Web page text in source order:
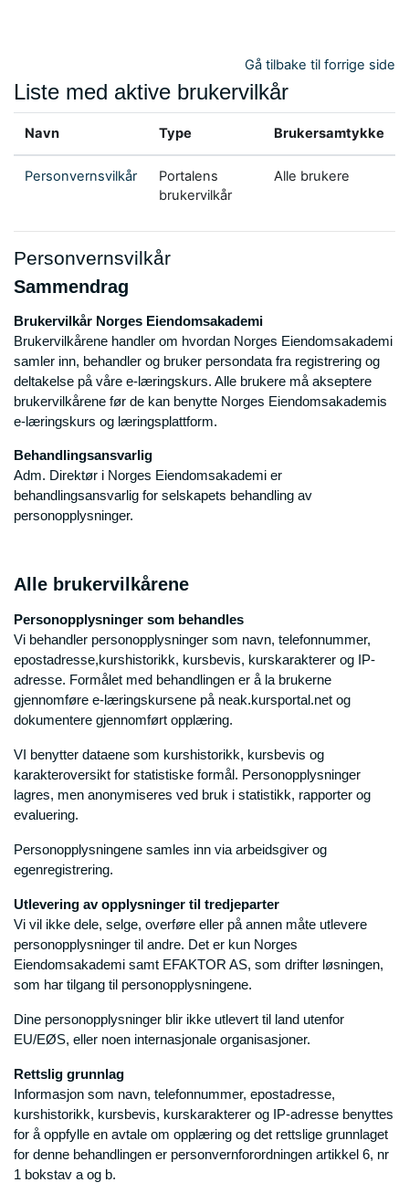
Gå tilbake til forrige side
Liste med aktive brukervilkår
Navn Type Brukersamtykke
Personvernsvilkår
Portalens
brukervilkår
Alle brukere
Personvernsvilkår
Sammendrag
Brukervilkår Norges Eiendomsakademi
Brukervilkårene handler om hvordan Norges Eiendomsakademi
samler inn, behandler og bruker persondata fra registrering og
deltakelse på våre e-læringskurs. Alle brukere må akseptere
brukervilkårene før de kan benytte Norges Eiendomsakademis
e-læringskurs og læringsplattform.
Behandlingsansvarlig
Adm. Direktør i Norges Eiendomsakademi er
behandlingsansvarlig for selskapets behandling av
personopplysninger.
Alle brukervilkårene
Personopplysninger som behandles
Vi behandler personopplysninger som navn, telefonnummer,
epostadresse,kurshistorikk, kursbevis, kurskarakterer og IP-
adresse. Formålet med behandlingen er å la brukerne
gjennomføre e-læringskursene på neak.kursportal.net og
dokumentere gjennomført opplæring.
VI benytter dataene som kurshistorikk, kursbevis og
karakteroversikt for statistiske formål. Personopplysninger
lagres, men anonymiseres ved bruk i statistikk, rapporter og
evaluering.
Personopplysningene samles inn via arbeidsgiver og
egenregistrering.
Utlevering av opplysninger til tredjeparter
Vi vil ikke dele, selge, overføre eller på annen måte utlevere
personopplysninger til andre. Det er kun Norges
Eiendomsakademi samt EFAKTOR AS, som drifter løsningen,
som har tilgang til personopplysningene.
Dine personopplysninger blir ikke utlevert til land utenfor
EU/EØS, eller noen internasjonale organisasjoner.
Rettslig grunnlag
Informasjon som navn, telefonnummer, epostadresse,
kurshistorikk, kursbevis, kurskarakterer og IP-adresse benyttes
for å oppfylle en avtale om opplæring og det rettslige grunnlaget
for denne behandlingen er personvernforordningen artikkel 6, nr
1 bokstav a og b.